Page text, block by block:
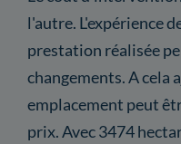
l'autre. L'expérience
prestation réalisée
changements. A cela
emplacement peut
prix. Avec 3474